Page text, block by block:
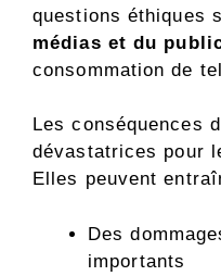
questions éthiques
médias et du
consommation de
Les conséquences
dévastatrices pour
Elles peuvent
Des
importants